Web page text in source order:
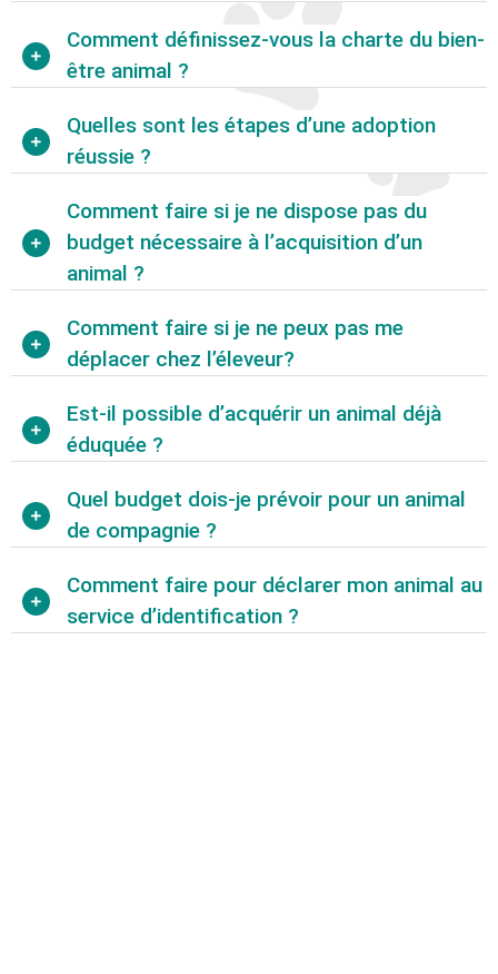
Comment définissez-vous la charte du bien-
être animal ?
Quelles sont les étapes d’une adoption
réussie ?
Comment faire si je ne dispose pas du
budget nécessaire à l’acquisition d’un
animal ?
Comment faire si je ne peux pas me
déplacer chez l’éleveur?
Est-il possible d’acquérir un animal déjà
éduquée ?
Quel budget dois-je prévoir pour un animal
de compagnie ?
Comment faire pour déclarer mon animal au
service d’identification ?